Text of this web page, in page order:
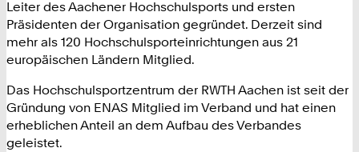
Leiter des Aachener Hochschulsports und ersten
Präsidenten der Organisation gegründet. Derzeit sind
mehr als 120 Hochschulsporteinrichtungen aus 21
europäischen Ländern Mitglied.
Das Hochschulsportzentrum der RWTH Aachen ist seit der
Gründung von ENAS Mitglied im Verband und hat einen
erheblichen Anteil an dem Aufbau des Verbandes
geleistet.